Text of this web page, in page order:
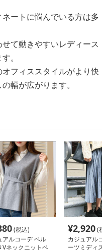
ートに悩んでいる方は多
て動きやすいレディース
。
フィススタイルがより快
幅が広がります。
(税込)
アルコーデ ベル
Vネックニットベ
¥2,920(税
カジュアルコ
ーツミディス